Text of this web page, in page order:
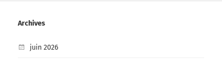
Archives
juin 2026